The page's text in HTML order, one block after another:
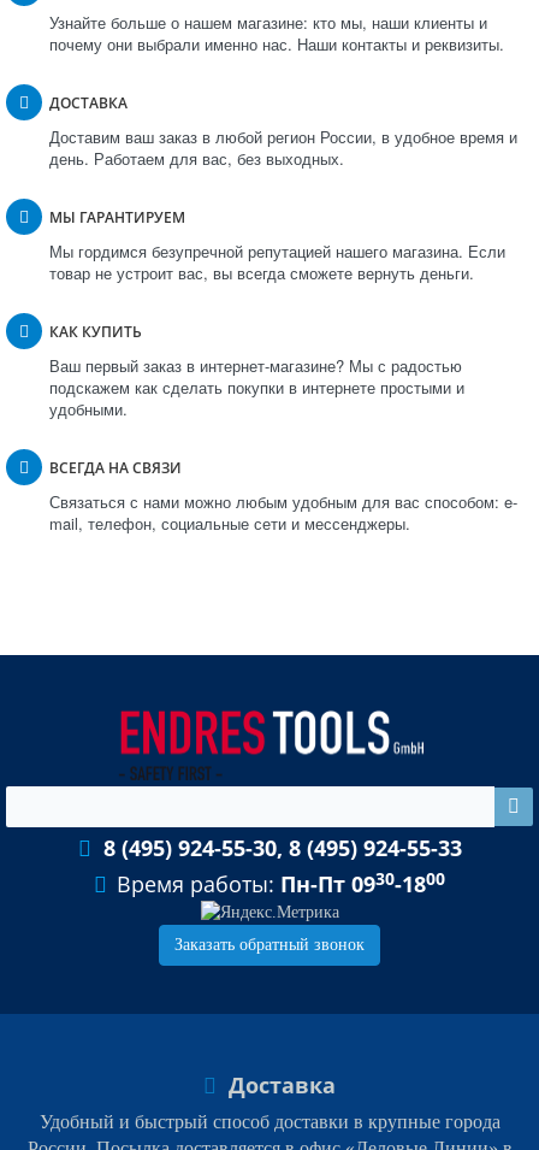
Узнайте больше о нашем магазине: кто мы, наши клиенты и
почему они выбрали именно нас. Наши контакты и реквизиты.
ДОСТАВКА
Доставим ваш заказ в любой регион России, в удобное время и
день. Работаем для вас, без выходных.
МЫ ГАРАНТИРУЕМ
Мы гордимся безупречной репутацией нашего магазина. Если
товар не устроит вас, вы всегда сможете вернуть деньги.
КАК КУПИТЬ
Ваш первый заказ в интернет-магазине? Мы с радостью
подскажем как сделать покупки в интернете простыми и
удобными.
ВСЕГДА НА СВЯЗИ
Связаться с нами можно любым удобным для вас способом: e-
mail, телефон, социальные сети и мессенджеры.
8 (495) 924-55-30, 8 (495) 924-55-33
Время работы: Пн-Пт 0930-1800
Заказать обратный звонок
Доставка
Удобный и быстрый способ доставки в крупные города